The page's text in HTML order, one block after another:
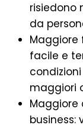
risiedono
da
Maggiore
facile e
maggiori
Maggiore
business: